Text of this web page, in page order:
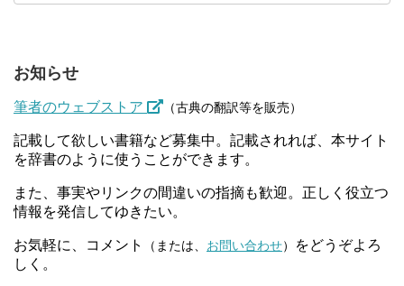
お知らせ
筆者のウェブストア （古典の翻訳等を販売）
記載して欲しい書籍など募集中。記載されれば、本サイト
を辞書のように使うことができます。
また、事実やリンクの間違いの指摘も歓迎。正しく役立つ
情報を発信してゆきたい。
お気軽に、コメント （または、 お問い合わせ）
をどうぞよろ
しく。